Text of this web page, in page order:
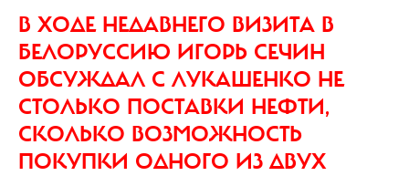
В ХОДЕ НЕДАВНЕГО ВИЗИТА В
БЕЛОРУССИЮ ИГОРЬ СЕЧИН
ОБСУЖДАЛ С ЛУКАШЕНКО НЕ
СТОЛЬКО ПОСТАВКИ НЕФТИ,
СКОЛЬКО ВОЗМОЖНОСТЬ
ПОКУПКИ ОДНОГО ИЗ ДВУХ